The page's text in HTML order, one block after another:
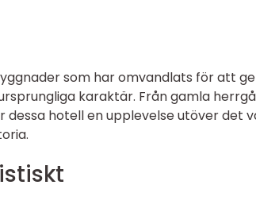
som har omvandlats för att
karaktär. Från gamla
hotell en upplevelse utöver det